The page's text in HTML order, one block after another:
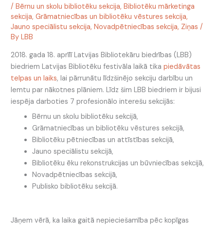
/Bērnu un skolu bibliotēku sekcija,Bibliotēku mārketinga
sekcija,Grāmatniecības un bibliotēku vēstures sekcija,
Jauno speciālistu sekcija,Novadpētniecības sekcija, Ziņas /
ByLBB
2018. gada 18. aprīlī Latvijas Bibliotekāru biedrības (LBB)
biedriem Latvijas Bibliotēku festivāla laikā tikapiedāvātas
telpas un laiks, lai pārrunātu līdzšinējo sekciju darbību un
lemtu par nākotnes plāniem. Līdz šim LBB biedriem ir bijusi
iespēja darboties 7 profesionālo interešu sekcijās:
Bērnu un skolu bibliotēku sekcijā,
Grāmatniecības un bibliotēku vēstures sekcijā,
Bibliotēku pētniecības un attīstības sekcijā,
Jauno speciālistu sekcijā,
Bibliotēku ēku rekonstrukcijas un būvniecības sekcijā,
Novadpētniecības sekcijā,
Publisko bibliotēku sekcijā.
Jāņem vērā, ka laika gaitā nepieciešamība pēc kopīgas